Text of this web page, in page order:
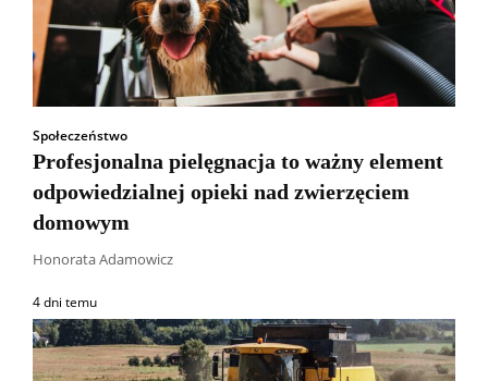
Społeczeństwo
Profesjonalna pielęgnacja to ważny element
odpowiedzialnej opieki nad zwierzęciem
domowym
Honorata Adamowicz
4 dni temu